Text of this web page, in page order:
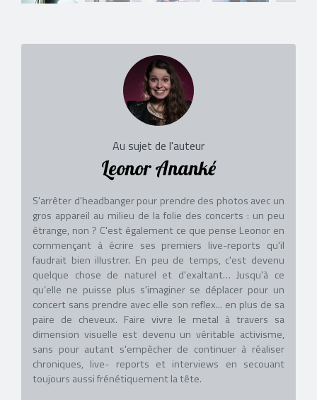
Au sujet de l'auteur
Leonor Ananké
S'arrêter d'headbanger pour prendre des photos avec un
gros appareil au milieu de la folie des concerts : un peu
étrange, non ? C'est également ce que pense Leonor en
commençant à écrire ses premiers live-reports qu'il
faudrait bien illustrer. En peu de temps, c'est devenu
quelque chose de naturel et d'exaltant… Jusqu'à ce
qu’elle ne puisse plus s'imaginer se déplacer pour un
concert sans prendre avec elle son reflex... en plus de sa
paire de cheveux. Faire vivre le metal à travers sa
dimension visuelle est devenu un véritable activisme,
sans pour autant s'empêcher de continuer à réaliser
chroniques, live- reports et interviews en secouant
toujours aussi frénétiquement la tête.